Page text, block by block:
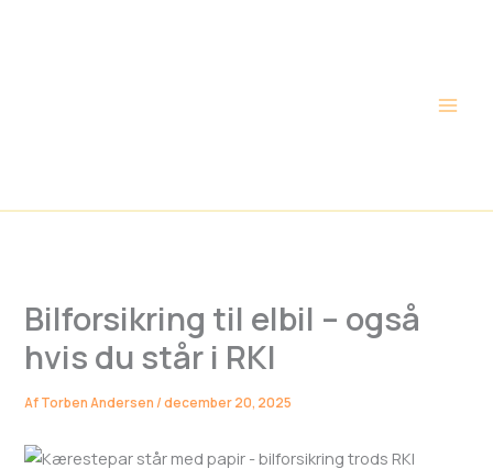
Bilforsikring til elbil – også
hvis du står i RKI
AfTorben Andersen/december 20, 2025